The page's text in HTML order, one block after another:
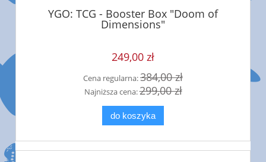
YGO: TCG - Booster Box "Doom of
Dimensions"
249,00 zł
Cena regularna:384,00 zł
Najniższa cena:299,00 zł
do koszyka